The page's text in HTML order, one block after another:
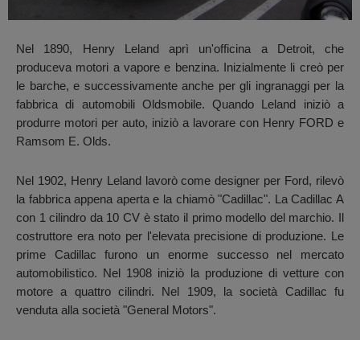
Nel 1890, Henry Leland aprì un'officina a Detroit, che
produceva motori a vapore e benzina. Inizialmente li creò per
le barche, e successivamente anche per gli ingranaggi per la
fabbrica di automobili Oldsmobile. Quando Leland iniziò a
produrre motori per auto, iniziò a lavorare con Henry FORD e
Ramsom E. Olds.
Nel 1902, Henry Leland lavorò come designer per Ford, rilevò
la fabbrica appena aperta e la chiamò "Cadillac". La Cadillac A
con 1 cilindro da 10 CV è stato il primo modello del marchio. Il
costruttore era noto per l'elevata precisione di produzione. Le
prime Cadillac furono un enorme successo nel mercato
automobilistico. Nel 1908 iniziò la produzione di vetture con
motore a quattro cilindri. Nel 1909, la società Cadillac fu
venduta alla società "General Motors".